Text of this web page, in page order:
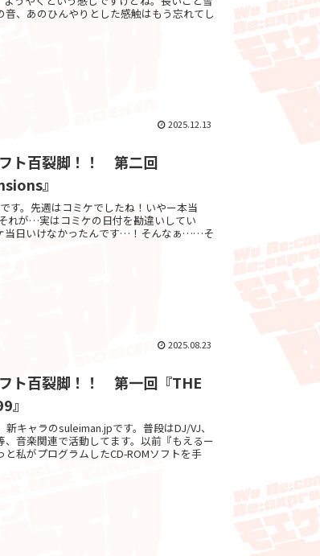
、あのひんやりとした感触はもう忘れてし
2025.12.13
ト百裂脚！！ 第二回
』
す。先週はコミケでしたね！いやー本当
が…実はコミケの日付を勘違いしてい
当日いけなかったんです…！そんなぁ……そ
2025.08.23
ト百裂脚！！ 第一回『THE
』
キャラのsuleiman.jpです。普段はDJ/VJ、
、音楽関連で活動してます。以前『もえるー
私がプログラムしたCD-ROMソフトを手